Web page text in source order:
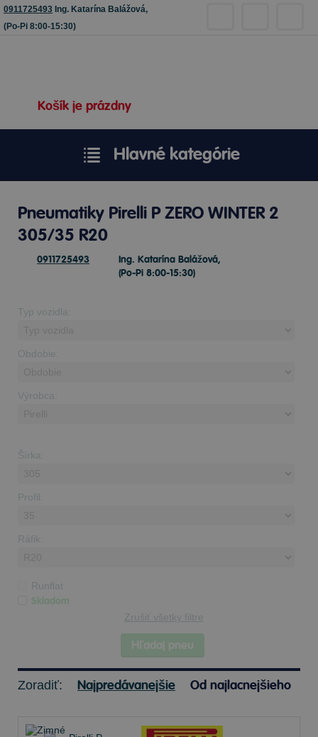
0911725493 Ing. Katarína Balážová,
(Po-Pi 8:00-15:30)
Košík je prázdny
Hlavné kategórie
Pneumatiky Pirelli P ZERO WINTER 2
305/35 R20
0911725493
Ing. Katarína Balážová,
(Po-Pi 8:00-15:30)
Typ vozidla:
Obdobie:
Výrobca:
Šírka:
Profil:
Ráfik:
Runflat
Skladom
Zrušiť všetky filtre
Hľadaj pneu
Zoradiť: Najpredávanejšie Od najlacnejšieho